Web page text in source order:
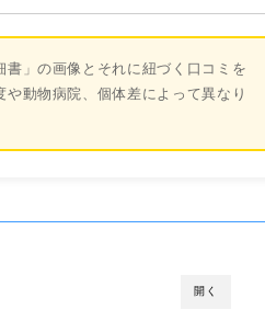
」の画像とそれに紐づく口コミを
動物病院、個体差によって異なり
開く